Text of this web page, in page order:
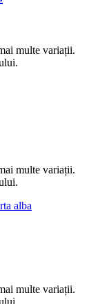
multe variații.
multe variații.
multe variații.